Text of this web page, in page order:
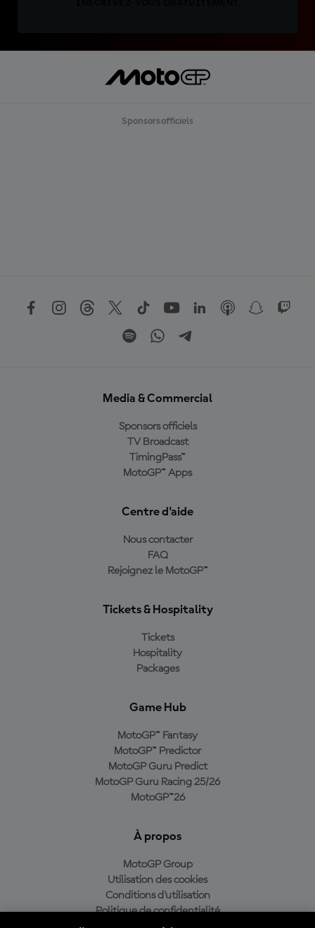
Sponsors officiels
Media & Commercial
Sponsors officiels
TV Broadcast
TimingPass™
MotoGP™ Apps
Centre d'aide
Nous contacter
FAQ
Rejoignez le MotoGP™
Tickets & Hospitality
Tickets
Hospitality
Packages
Game Hub
MotoGP™ Fantasy
MotoGP™ Predictor
MotoGP Guru Predict
MotoGP Guru Racing 25/26
MotoGP™26
À propos
MotoGP Group
Utilisation des cookies
Conditions d'utilisation
Politique de confidentialité